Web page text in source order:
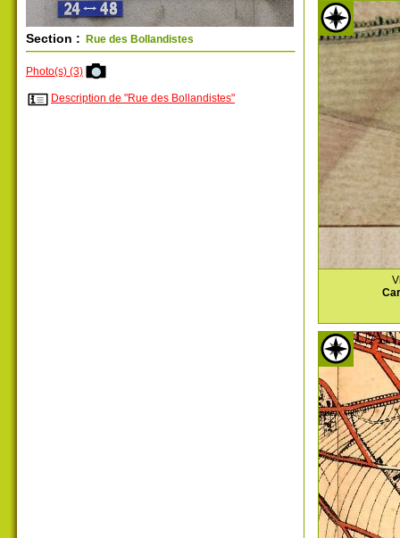
Section : Rue des Bollandistes
Photo(s) (3)
Description de "Rue des Bollandistes"